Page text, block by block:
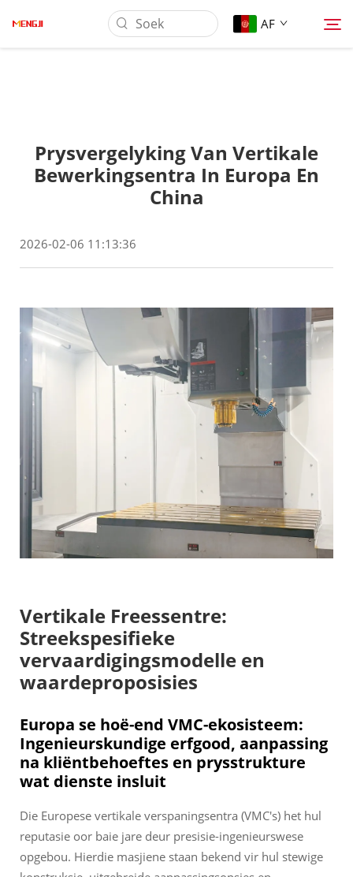
AF
Produk
Aflaai
Kontak Ons
Prysvergelyking Van Vertikale
Bewerkingsentra In Europa En
China
2026-02-06 11:13:36
Vertikale Freessentre:
Streekspesifieke
vervaardigingsmodelle en
waardeproposisies
Europa se hoë-end VMC-ekosisteem:
Ingenieurskundige erfgood, aanpassing
na kliëntbehoeftes en prysstrukture
wat dienste insluit
Die Europese vertikale verspaningsentra (VMC's) het hul
reputasie oor baie jare deur presisie-ingenieurswese
opgebou. Hierdie masjiene staan bekend vir hul stewige